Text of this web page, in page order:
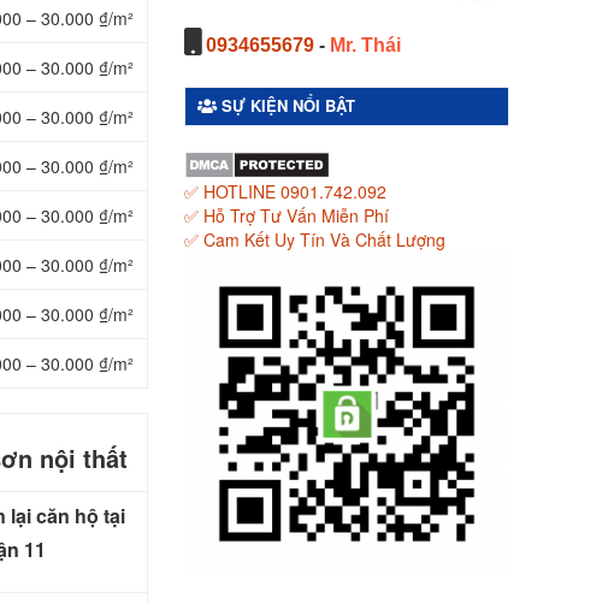
– 30.000 ₫/m²
– 30.000 ₫/m²
– 30.000 ₫/m²
– 30.000 ₫/m²
– 30.000 ₫/m²
– 30.000 ₫/m²
– 30.000 ₫/m²
– 30.000 ₫/m²
nội thất
lại căn hộ tại
11
0934655679 - Mr. Thái
SỰ KIỆN NỔI BẬT
✅ HOTLINE 0901.742.092
✅ Hỗ Trợ Tư Vấn Miễn Phí
✅ Cam Kết Uy Tín Và Chất Lượng